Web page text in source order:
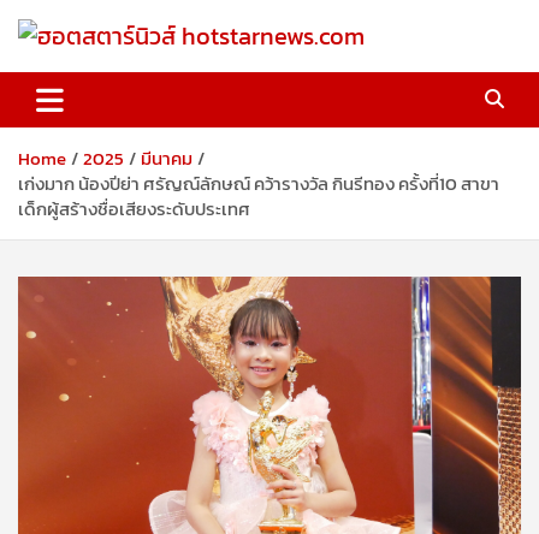
ฮอตสตาร์นิวส์ hotstarnews.com
Home 2025
มีนาคม
เก่งมาก น้องปีย่า ศรัญณ์ลักษณ์ คว้ารางวัล กินรีทอง ครั้งที่10 สาขา
เด็กผู้สร้างชื่อเสียงระดับประเทศ